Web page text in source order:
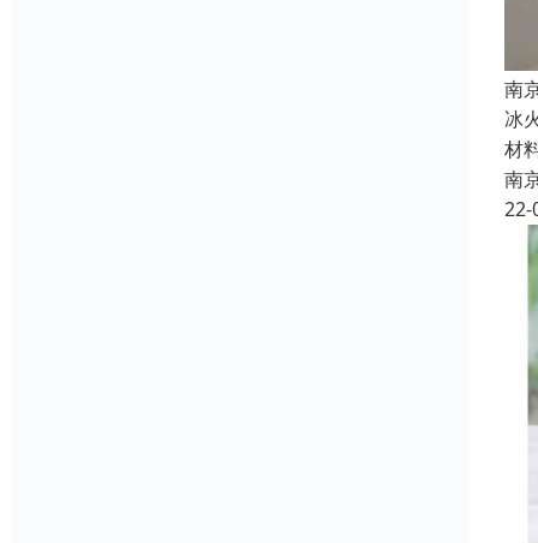
南
冰
材
南
22-